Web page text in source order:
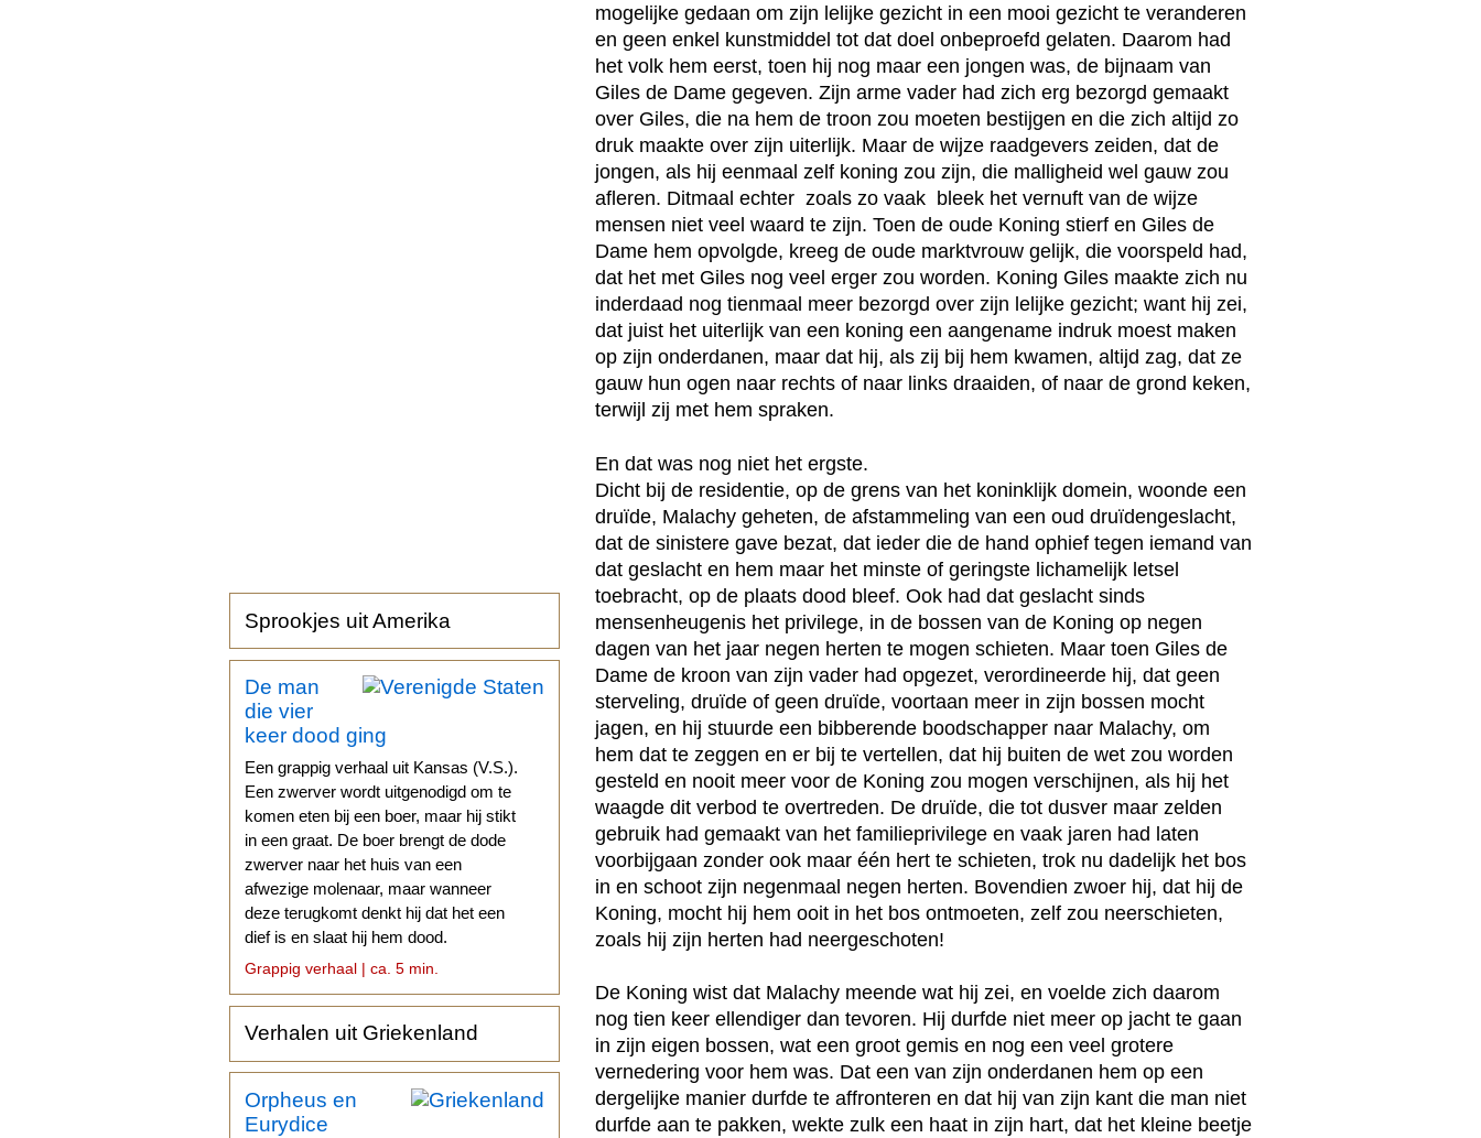
Sprookjes uit Amerika
De man
die vier
keer dood ging
Een grappig verhaal uit Kansas (V.S.).
Een zwerver wordt uitgenodigd om te
komen eten bij een boer, maar hij stikt
in een graat. De boer brengt de dode
zwerver naar het huis van een
afwezige molenaar, maar wanneer
deze terugkomt denkt hij dat het een
dief is en slaat hij hem dood.
Grappig verhaal | ca. 5 min.
Verhalen uit Griekenland
Orpheus en
Eurydice
mogelijke gedaan om zijn lelijke gezicht in een mooi gezicht te veranderen
en geen enkel kunstmiddel tot dat doel onbeproefd gelaten. Daarom had
het volk hem eerst, toen hij nog maar een jongen was, de bijnaam van
Giles de Dame gegeven. Zijn arme vader had zich erg bezorgd gemaakt
over Giles, die na hem de troon zou moeten bestijgen en die zich altijd zo
druk maakte over zijn uiterlijk. Maar de wijze raadgevers zeiden, dat de
jongen, als hij eenmaal zelf koning zou zijn, die malligheid wel gauw zou
afleren. Ditmaal echter  zoals zo vaak  bleek het vernuft van de wijze
mensen niet veel waard te zijn. Toen de oude Koning stierf en Giles de
Dame hem opvolgde, kreeg de oude marktvrouw gelijk, die voorspeld had,
dat het met Giles nog veel erger zou worden. Koning Giles maakte zich nu
inderdaad nog tienmaal meer bezorgd over zijn lelijke gezicht; want hij zei,
dat juist het uiterlijk van een koning een aangename indruk moest maken
op zijn onderdanen, maar dat hij, als zij bij hem kwamen, altijd zag, dat ze
gauw hun ogen naar rechts of naar links draaiden, of naar de grond keken,
terwijl zij met hem spraken.
En dat was nog niet het ergste.
Dicht bij de residentie, op de grens van het koninklijk domein, woonde een
druïde, Malachy geheten, de afstammeling van een oud druïdengeslacht,
dat de sinistere gave bezat, dat ieder die de hand ophief tegen iemand van
dat geslacht en hem maar het minste of geringste lichamelijk letsel
toebracht, op de plaats dood bleef. Ook had dat geslacht sinds
mensenheugenis het privilege, in de bossen van de Koning op negen
dagen van het jaar negen herten te mogen schieten. Maar toen Giles de
Dame de kroon van zijn vader had opgezet, verordineerde hij, dat geen
sterveling, druïde of geen druïde, voortaan meer in zijn bossen mocht
jagen, en hij stuurde een bibberende boodschapper naar Malachy, om
hem dat te zeggen en er bij te vertellen, dat hij buiten de wet zou worden
gesteld en nooit meer voor de Koning zou mogen verschijnen, als hij het
waagde dit verbod te overtreden. De druïde, die tot dusver maar zelden
gebruik had gemaakt van het familieprivilege en vaak jaren had laten
voorbijgaan zonder ook maar één hert te schieten, trok nu dadelijk het bos
in en schoot zijn negenmaal negen herten. Bovendien zwoer hij, dat hij de
Koning, mocht hij hem ooit in het bos ontmoeten, zelf zou neerschieten,
zoals hij zijn herten had neergeschoten!
De Koning wist dat Malachy meende wat hij zei, en voelde zich daarom
nog tien keer ellendiger dan tevoren. Hij durfde niet meer op jacht te gaan
in zijn eigen bossen, wat een groot gemis en nog een veel grotere
vernedering voor hem was. Dat een van zijn onderdanen hem op een
dergelijke manier durfde te affronteren en dat hij van zijn kant die man niet
durfde aan te pakken, wekte zulk een haat in zijn hart, dat het kleine beetje